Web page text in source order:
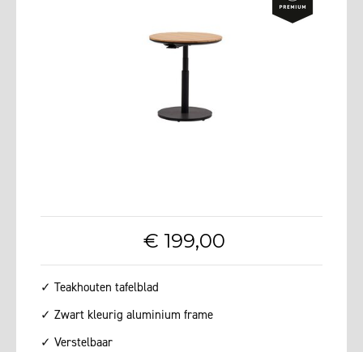
€ 199,00
✓ Teakhouten tafelblad
✓ Zwart kleurig aluminium frame
✓ Verstelbaar